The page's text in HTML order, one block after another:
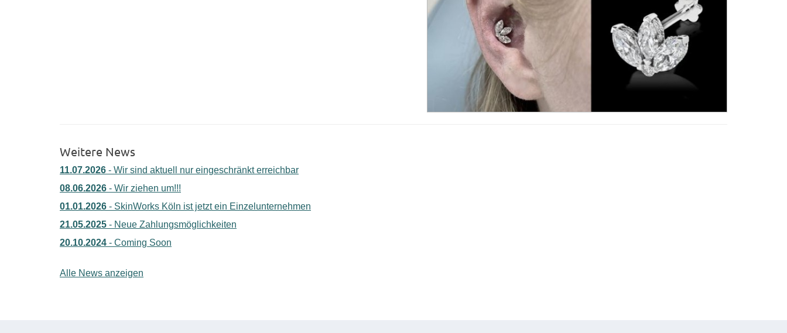
Weitere News
11.07.2026 - Wir sind aktuell nur eingeschränkt erreichbar
08.06.2026 - Wir ziehen um!!!
01.01.2026 - SkinWorks Köln ist jetzt ein Einzelunternehmen
21.05.2025 - Neue Zahlungsmöglichkeiten
20.10.2024 - Coming Soon
Alle News anzeigen